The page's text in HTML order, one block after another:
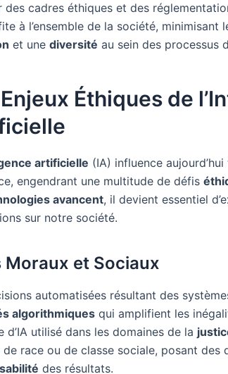
des cadres éthiques et des
à l’ensemble de la société, minimisant
et une diversité au sein des processus
Éthiques de
artificielle (IA) influence
engendrant une multitude de défis
avancent, il devient essentiel
sur notre société.
Moraux et Sociaux
automatisées résultant des
algorithmiques qui amplifient les
d’IA utilisé dans les domaines de la
de race ou de classe sociale, posant des
des résultats.